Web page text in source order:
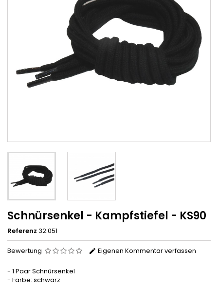
Schnürsenkel - Kampfstiefel - KS90
Referenz 32.051
Bewertung Eigenen Kommentar verfassen
- 1 Paar Schnürsenkel
- Farbe: schwarz